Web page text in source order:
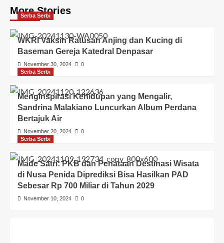
More Stories
Serba Serbi
WKRI Vaksin Ratusan Anjing dan Kucing di
Baseman Gereja Katedral Denpasar
November 30, 2024
0
Serba Serbi
Menginspirasi Kehidupan yang Mengalir,
Sandrina Malakiano Luncurkan Album Perdana
Bertajuk Air
November 20, 2024
0
Serba Serbi
Made Satri: PKB dan Penataan Destinasi Wisata
di Nusa Penida Diprediksi Bisa Hasilkan PAD
Sebesar Rp 700 Miliar di Tahun 2029
November 10, 2024 0